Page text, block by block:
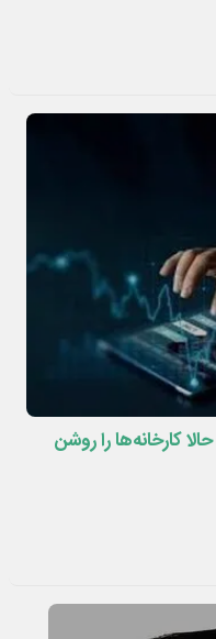
کارخانه‌ها را روشن